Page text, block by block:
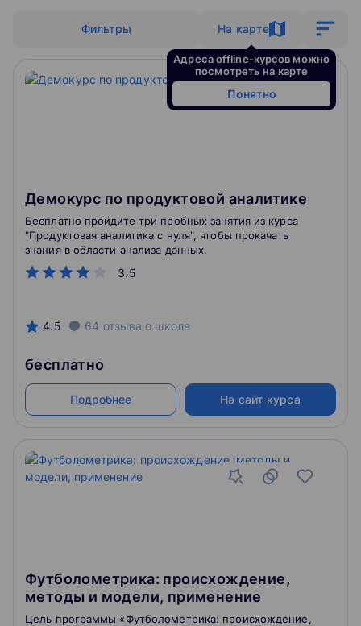
На карте
Адреса offline-курсов можно
посмотреть на карте
Понятно
Фильтры
Демокурс по продуктовой аналитике
3.5
Бесплатно пройдите три пробных занятия из курса
"Продуктовая аналитика с нуля", чтобы прокачать
знания в области анализа данных.
4.5 64 отзыва о школе
бесплатно
Подробнее На сайт курса
Футболометрика: происхождение,
методы и модели, применение
Цель программы «Футболометрика: происхождение,